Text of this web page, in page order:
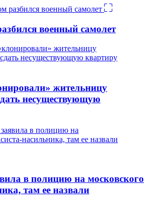
военный самолет
жительницу
несуществующую
в полицию на московского
там ее назвали